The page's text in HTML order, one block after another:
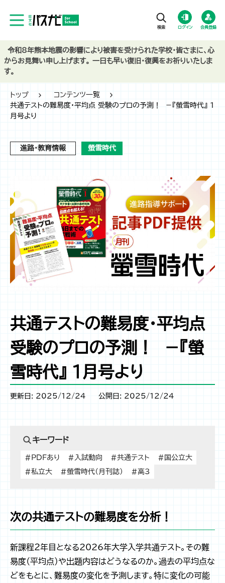
ログイン 会員登録
トップ
コンテンツ一覧
共通テストの難易度・平均点 受験のプロの予測！ －『螢雪時代』 1
月号より
進路・教育情報 螢雪時代
共通テストの難易度・平均点
受験のプロの予測！ －『螢
雪時代』 1月号より
更新日: 2025/12/24 公開日: 2025/12/24
キーワード
#PDFあり #入試動向 #共通テスト
#国公立大
#私立大
#螢雪時代（月刊誌） #高3
次の共通テストの難易度を分析！
新課程２年目となる2026年大学入学共通テスト。その難
易度（平均点）や出題内容はどうなるのか。過去の平均点な
どをもとに、難易度の変化を予測します。特に変化の可能
令和8年熊本地震の影響により被害を受けられた学校・皆さまに、心
からお見舞い申し上げます。 一日も早い復旧・復興をお祈りいたしま
す。